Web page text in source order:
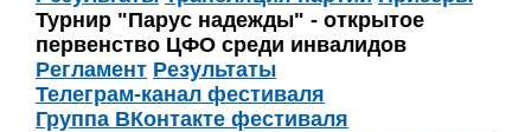
Турнир "Парус надежды" - открытое
первенство ЦФО среди инвалидов
Регламент Результаты
Телеграм-канал фестиваля
Группа ВКонтакте фестиваля